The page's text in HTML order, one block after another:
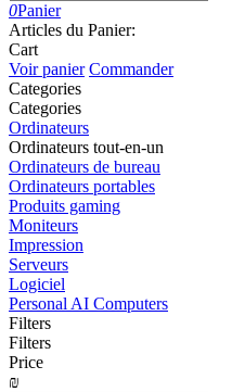
0Panier
Articles du Panier:
Cart
Voir panier Commander
Сategories
Сategories
Ordinateurs
Ordinateurs tout-en-un
Ordinateurs de bureau
Ordinateurs portables
Produits gaming
Moniteurs
Impression
Serveurs
Logiciel
Personal AI Computers
Filters
Filters
Price
₪